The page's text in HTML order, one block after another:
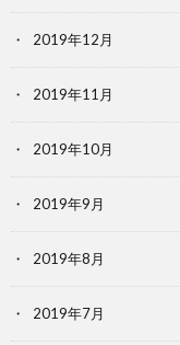
2019年12月
2019年11月
2019年10月
2019年9月
2019年8月
2019年7月